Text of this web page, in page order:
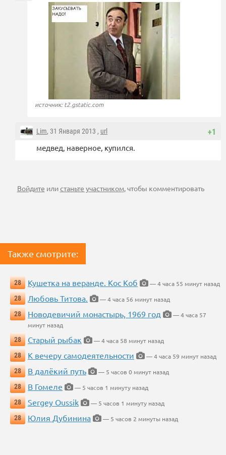
источник: t2.gstatic.com
+1
Lim, 31 Января 2013 , url
медвед, наверное, купился.
Войдите илистаньте участником, чтобы комментировать
Также смотрите:
28 Кушетка на веранде. Кос Коб
— 4 часа 55 минут назад
28
Любовь Титова.
— 4 часа 56 минут назад
28
Новодевичий монастырь, 1969 год
— 4 часа 57
минут назад
28
Старый рыбак
— 4 часа 58 минут назад
28
К вечеру самодеятельности
— 4 часа 59 минут назад
28
В далёкий путь
— 5 часов 0 минут назад
28
В Гомеле
— 5 часов 1 минуту назад
28
Sergey Oussik
— 5 часов 1 минуту назад
28
Юлия Дубинина — 5 часов 2 минуты назад